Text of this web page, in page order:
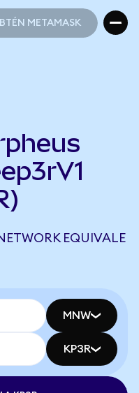
METAMASK
EQUIVALE
MNW
KP3R